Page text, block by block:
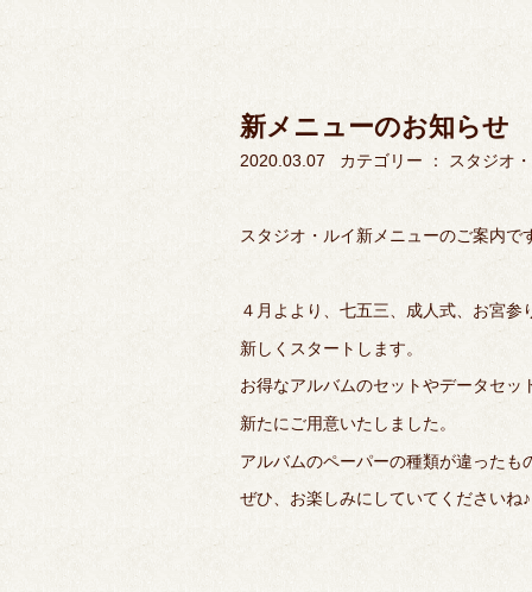
新メニューのお知らせ
2020.03.07 カテゴリー ： スタジオ
スタジオ・ルイ新メニューのご案内で
４月よより、七五三、成人式、お宮
新しくスタートします。
お得なアルバムのセットやデータセ
新たにご用意いたしました。
アルバムのペーパーの種類が違った
ぜひ、お楽しみにしていてくださいね♪